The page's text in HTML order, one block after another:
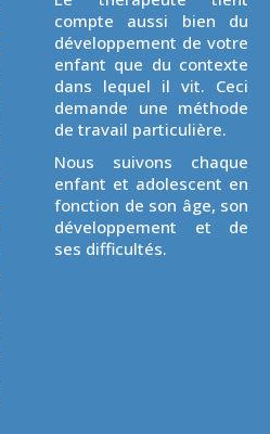
compte aussi bien du
développement de votre
enfant que du contexte
dans lequel il vit. Ceci
demande une méthode
de travail particulière.
Nous suivons chaque
enfant et adolescent en
fonction de son âge, son
développement et de
ses difficultés.